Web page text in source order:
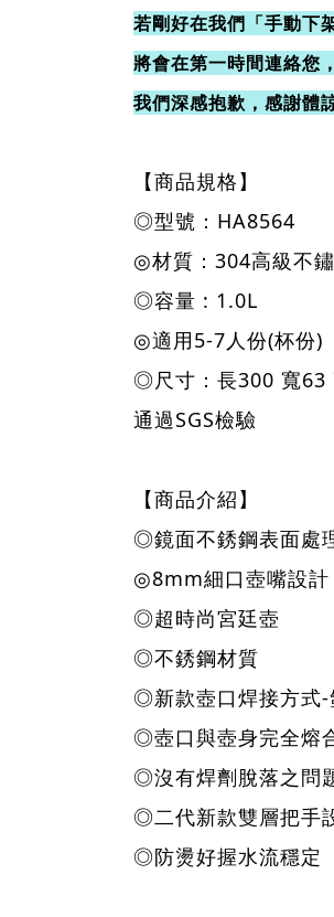
若剛好在我們「手動下
將會在第一時間連絡您
我們深感抱歉，感謝體
【商品規格】
◎型號：HA8564
◎材質：304高級不
◎容量 : 1.0L
◎適用5-7人份(杯份)
◎尺寸：長300 寬63
通過SGS檢驗
【商品介紹】
◎鏡面不銹鋼表面處
◎8mm細口壺嘴設計
◎超時尚宮廷壺
◎不銹鋼材質
◎新款壺口焊接方式-
◎壺口與壺身完全熔
◎沒有焊劑脫落之問
◎二代新款雙層把手
◎防燙好握水流穩定